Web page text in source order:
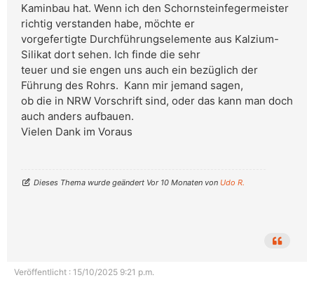
Kaminbau hat. Wenn ich den Schornsteinfegermeister
richtig verstanden habe, möchte er
vorgefertigte Durchführungselemente aus Kalzium-
Silikat dort sehen. Ich finde die sehr
teuer und sie engen uns auch ein bezüglich der
Führung des Rohrs. Kann mir jemand sagen,
ob die in NRW Vorschrift sind, oder das kann man doch
auch anders aufbauen.
Vielen Dank im Voraus
Dieses Thema wurde geändert Vor 10 Monaten von Udo R.
Veröffentlicht : 15/10/2025 9:21 p.m.